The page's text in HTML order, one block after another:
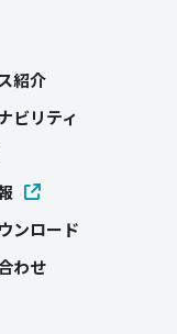
紹介
ビリティ
ンロード
わせ